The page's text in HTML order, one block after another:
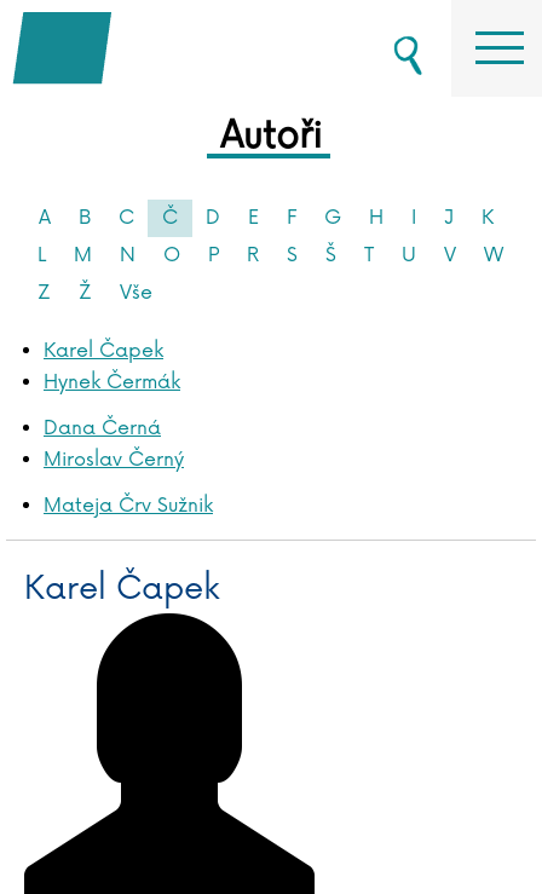
Autoři
A B C Č D E F G H I J
K
L
M N O P R S Š T U V
W
Z
Ž Vše
Karel Čapek
Hynek Čermák
Dana Černá
Miroslav Černý
Mateja Črv Sužnik
Karel Čapek